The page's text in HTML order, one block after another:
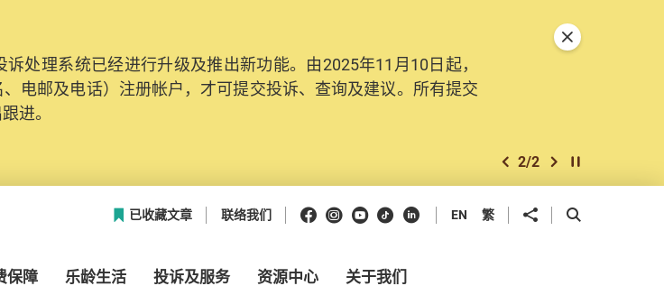
处理系统已经进行升级及推出新功能。由2025年11月10日起，
电邮及电话）注册帐户，才可提交投诉、查询及建议。所有提交
进。
上一个
2/2 下一个开始/暂停幻灯
关闭特別通告
已收藏文章 联络我们 Facebook
Instagram
Youtube
抖音领英 EN 繁 分享到 开启搜寻框
保障 乐龄生活 投诉及服务 资源中心 关于我们